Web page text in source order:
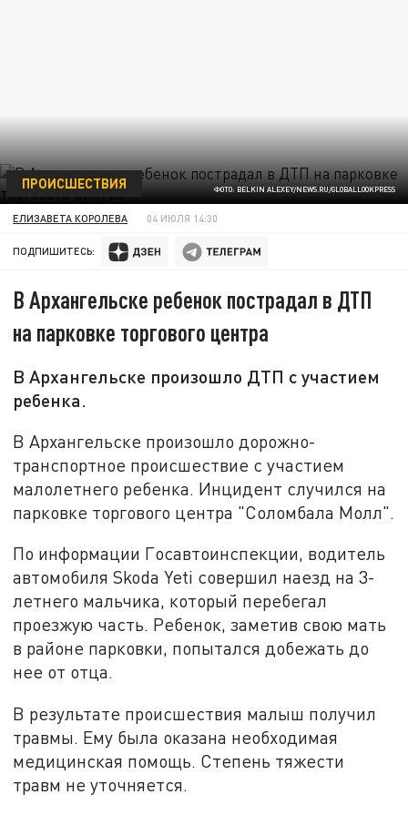
ФОТО: BELKIN ALEXEY/NEWS.RU/GLOBALLOOKPRESS
ПРОИСШЕСТВИЯ
ЕЛИЗАВЕТА КОРОЛЕВА 04 ИЮЛЯ 14:30
ПОДПИШИТЕСЬ:
В Архангельске ребенок пострадал в ДТП
на парковке торгового центра
В Архангельске произошло ДТП с участием
ребенка.
В Архангельске произошло дорожно-
транспортное происшествие с участием
малолетнего ребенка. Инцидент случился на
парковке торгового центра "Соломбала Молл".
По информации Госавтоинспекции, водитель
автомобиля Skoda Yeti совершил наезд на 3-
летнего мальчика, который перебегал
проезжую часть. Ребенок, заметив свою мать
в районе парковки, попытался добежать до
нее от отца.
В результате происшествия малыш получил
травмы. Ему была оказана необходимая
медицинская помощь. Степень тяжести
травм не уточняется.